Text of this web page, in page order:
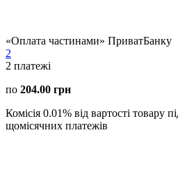
«Оплата частинами» ПриватБанку
2
2 платежі
по 204.00 грн
Комісія 0.01% від вартості товару
щомісячних платежів